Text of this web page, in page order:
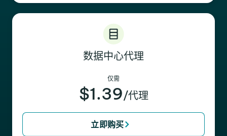
数据中心代理
仅需
$1.39/代理
立即购买